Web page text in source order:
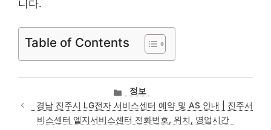
니다.
Table of Contents
카
테
고
리
정보
경남 진주시 LG전자 서비스센터 예약 및 AS 안내 | 진주서
비스센터 엘지서비스센터 전화번호, 위치, 영업시간